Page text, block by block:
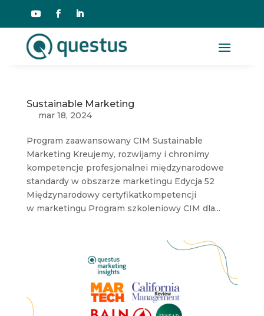
Sustainable Marketing
mar 18, 2024
Program zaawansowany CIM Sustainable
Marketing Kreujemy, rozwijamy i chronimy
kompetencje profesjonalnei międzynarodowe
standardy w obszarze marketingu Edycja 52
Międzynarodowy certyfikatkompetencji
w marketingu Program szkoleniowy CIM dla...